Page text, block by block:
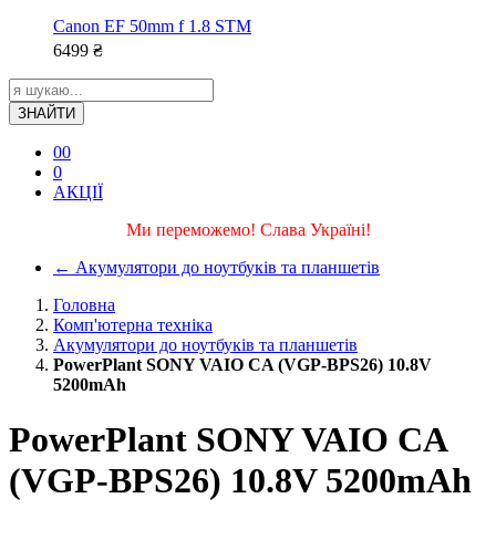
Canon EF 50mm f 1.8 STM
6499 ₴
ЗНАЙТИ
00
0
АКЦІЇ
Ми переможемо! Слава Україні!
← Акумулятори до ноутбуків та планшетів
Головна
Комп'ютерна техніка
Акумулятори до ноутбуків та планшетів
PowerPlant SONY VAIO CA (VGP-BPS26) 10.8V
5200mAh
PowerPlant SONY VAIO CA
(VGP-BPS26) 10.8V 5200mAh